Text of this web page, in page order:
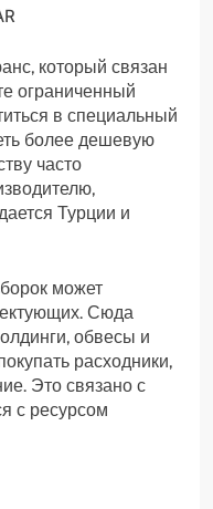
который связан
ограниченный
в специальный
более дешевую
часто
Турции и
может
Сюда
обвесы и
расходники,
Это связано с
с ресурсом